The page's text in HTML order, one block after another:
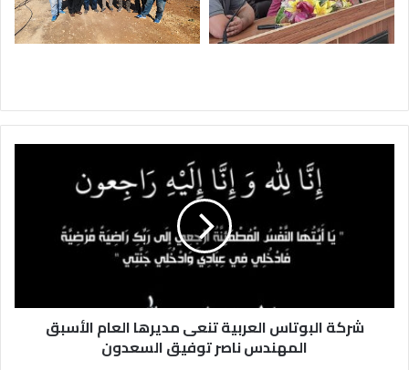
ت
شركة البوتاس العربية تنعى مديرها العام الأسبق
المهندس ناصر توفيق السعدون